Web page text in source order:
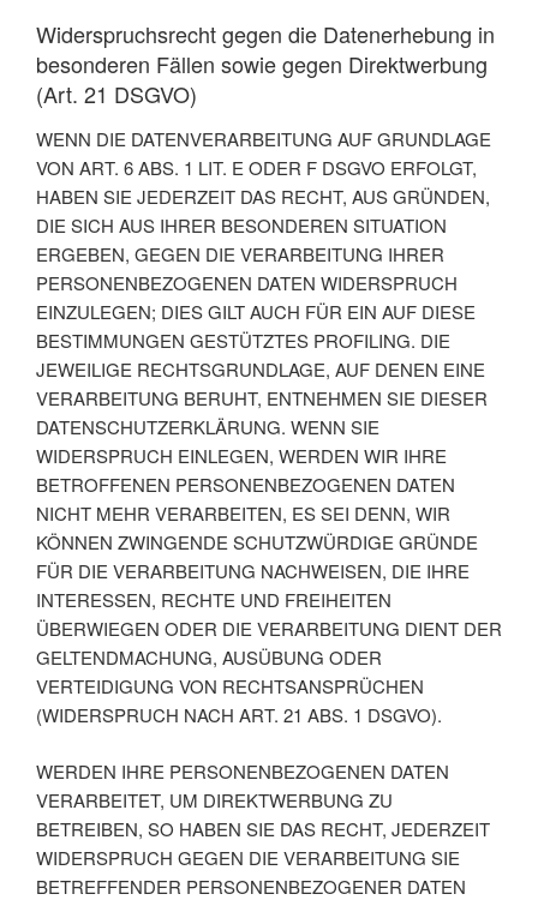
Widerspruchsrecht gegen die Datenerhebung in
besonderen Fällen sowie gegen Direktwerbung
(Art. 21 DSGVO)
WENN DIE DATENVERARBEITUNG AUF GRUNDLAGE
VON ART. 6 ABS. 1 LIT. E ODER F DSGVO ERFOLGT,
HABEN SIE JEDERZEIT DAS RECHT, AUS GRÜNDEN,
DIE SICH AUS IHRER BESONDEREN SITUATION
ERGEBEN, GEGEN DIE VERARBEITUNG IHRER
PERSONENBEZOGENEN DATEN WIDERSPRUCH
EINZULEGEN; DIES GILT AUCH FÜR EIN AUF DIESE
BESTIMMUNGEN GESTÜTZTES PROFILING. DIE
JEWEILIGE RECHTSGRUNDLAGE, AUF DENEN EINE
VERARBEITUNG BERUHT, ENTNEHMEN SIE DIESER
DATENSCHUTZERKLÄRUNG. WENN SIE
WIDERSPRUCH EINLEGEN, WERDEN WIR IHRE
BETROFFENEN PERSONENBEZOGENEN DATEN
NICHT MEHR VERARBEITEN, ES SEI DENN, WIR
KÖNNEN ZWINGENDE SCHUTZWÜRDIGE GRÜNDE
FÜR DIE VERARBEITUNG NACHWEISEN, DIE IHRE
INTERESSEN, RECHTE UND FREIHEITEN
ÜBERWIEGEN ODER DIE VERARBEITUNG DIENT DER
GELTENDMACHUNG, AUSÜBUNG ODER
VERTEIDIGUNG VON RECHTSANSPRÜCHEN
(WIDERSPRUCH NACH ART. 21 ABS. 1 DSGVO).
WERDEN IHRE PERSONENBEZOGENEN DATEN
VERARBEITET, UM DIREKTWERBUNG ZU
BETREIBEN, SO HABEN SIE DAS RECHT, JEDERZEIT
WIDERSPRUCH GEGEN DIE VERARBEITUNG SIE
BETREFFENDER PERSONENBEZOGENER DATEN